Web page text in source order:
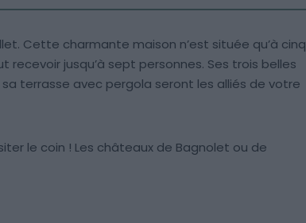
Cette charmante maison n’est située qu’à cinq
jusqu’à sept personnes. Ses trois belles
terrasse avec pergola seront les alliés de votre
le coin ! Les châteaux de Bagnolet ou de